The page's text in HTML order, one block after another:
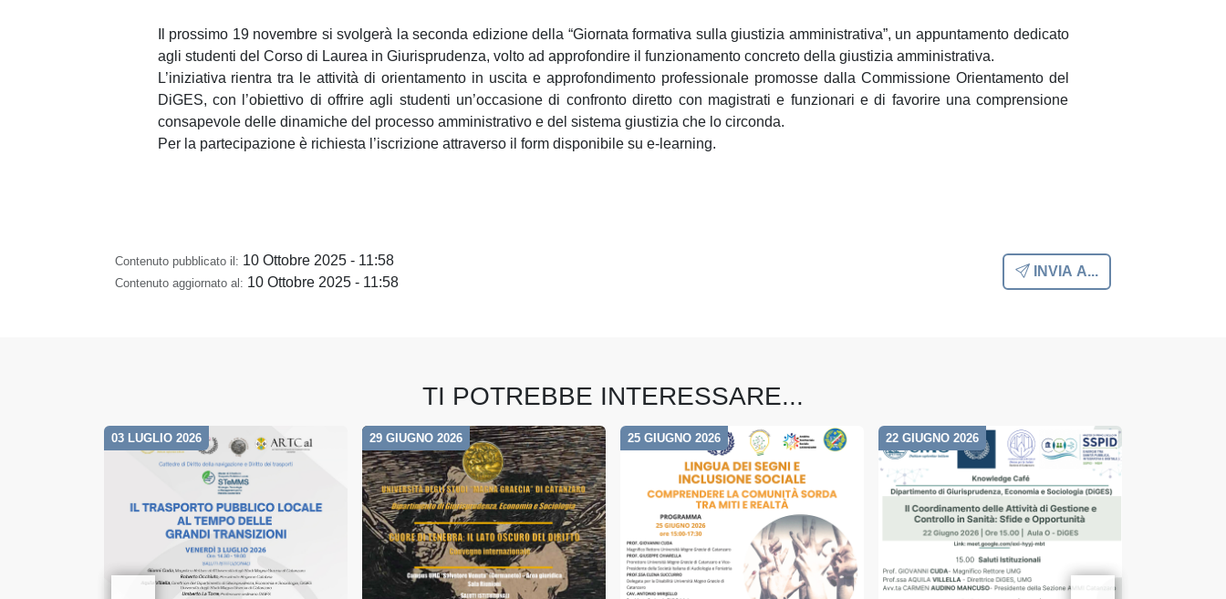
Il prossimo 19 novembre si svolgerà la seconda edizione della “Giornata formativa sulla giustizia amministrativa”, un appuntamento dedicato
agli studenti del Corso di Laurea in Giurisprudenza, volto ad approfondire il funzionamento concreto della giustizia amministrativa.
L’iniziativa rientra tra le attività di orientamento in uscita e approfondimento professionale promosse dalla Commissione Orientamento del
DiGES, con l’obiettivo di offrire agli studenti un’occasione di confronto diretto con magistrati e funzionari e di favorire una comprensione
consapevole delle dinamiche del processo amministrativo e del sistema giustizia che lo circonda.
Per la partecipazione è richiesta l’iscrizione attraverso il form disponibile su e-learning.
Contenuto pubblicato il: 10 Ottobre 2025 - 11:58
Contenuto aggiornato al: 10 Ottobre 2025 - 11:58
INVIA A...
TI POTREBBE INTERESSARE...
03 LUGLIO 2026 29 GIUGNO 2026 25 GIUGNO 2026 22 GIUGNO 2026